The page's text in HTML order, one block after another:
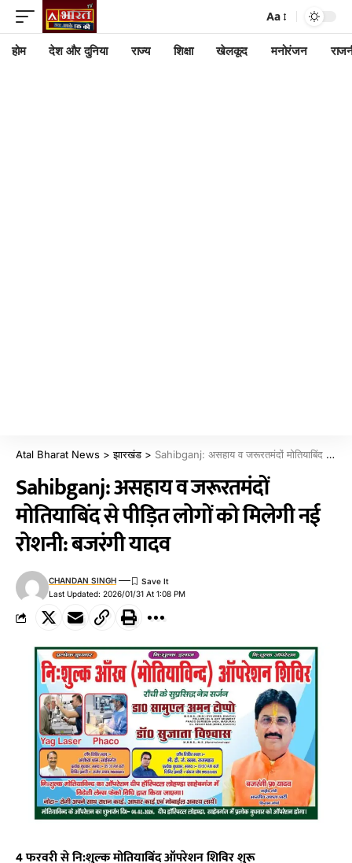
Aa
होम देश और दुनिया राज्य शिक्षा खेलकूद मनोरंजन
Atal Bharat News >झारखंड > Sahibganj: असहाय व जरूरतमंदों मोतियाबिंद से पीड़ित लोगों को मिलेगी नई रोशनी: बजरंगी यादव
Sahibganj: असहाय व जरूरतमंदों
मोतियाबिंद से पीड़ित लोगों को मिलेगी नई
रोशनी: बजरंगी यादव
Last Updated: 2026/01/31 At 1:08 PM
CHANDAN SINGH
4 फरवरी से नि:शुल्क मोतियाबिंद ऑपरेशन शिविर शुरू